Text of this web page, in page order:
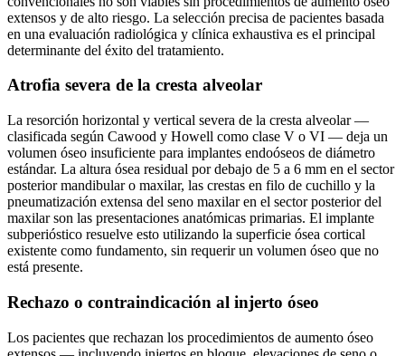
extensos y de alto riesgo. La selección precisa de pacientes basada
en una evaluación radiológica y clínica exhaustiva es el principal
determinante del éxito del tratamiento.
Atrofia severa de la cresta alveolar
La resorción horizontal y vertical severa de la cresta alveolar —
clasificada según Cawood y Howell como clase V o VI — deja un
volumen óseo insuficiente para implantes endoóseos de diámetro
estándar. La altura ósea residual por debajo de 5 a 6 mm en el sector
posterior mandibular o maxilar, las crestas en filo de cuchillo y la
pneumatización extensa del seno maxilar en el sector posterior del
maxilar son las presentaciones anatómicas primarias. El implante
subperióstico resuelve esto utilizando la superficie ósea cortical
existente como fundamento, sin requerir un volumen óseo que no
está presente.
Rechazo o contraindicación al injerto óseo
Los pacientes que rechazan los procedimientos de aumento óseo